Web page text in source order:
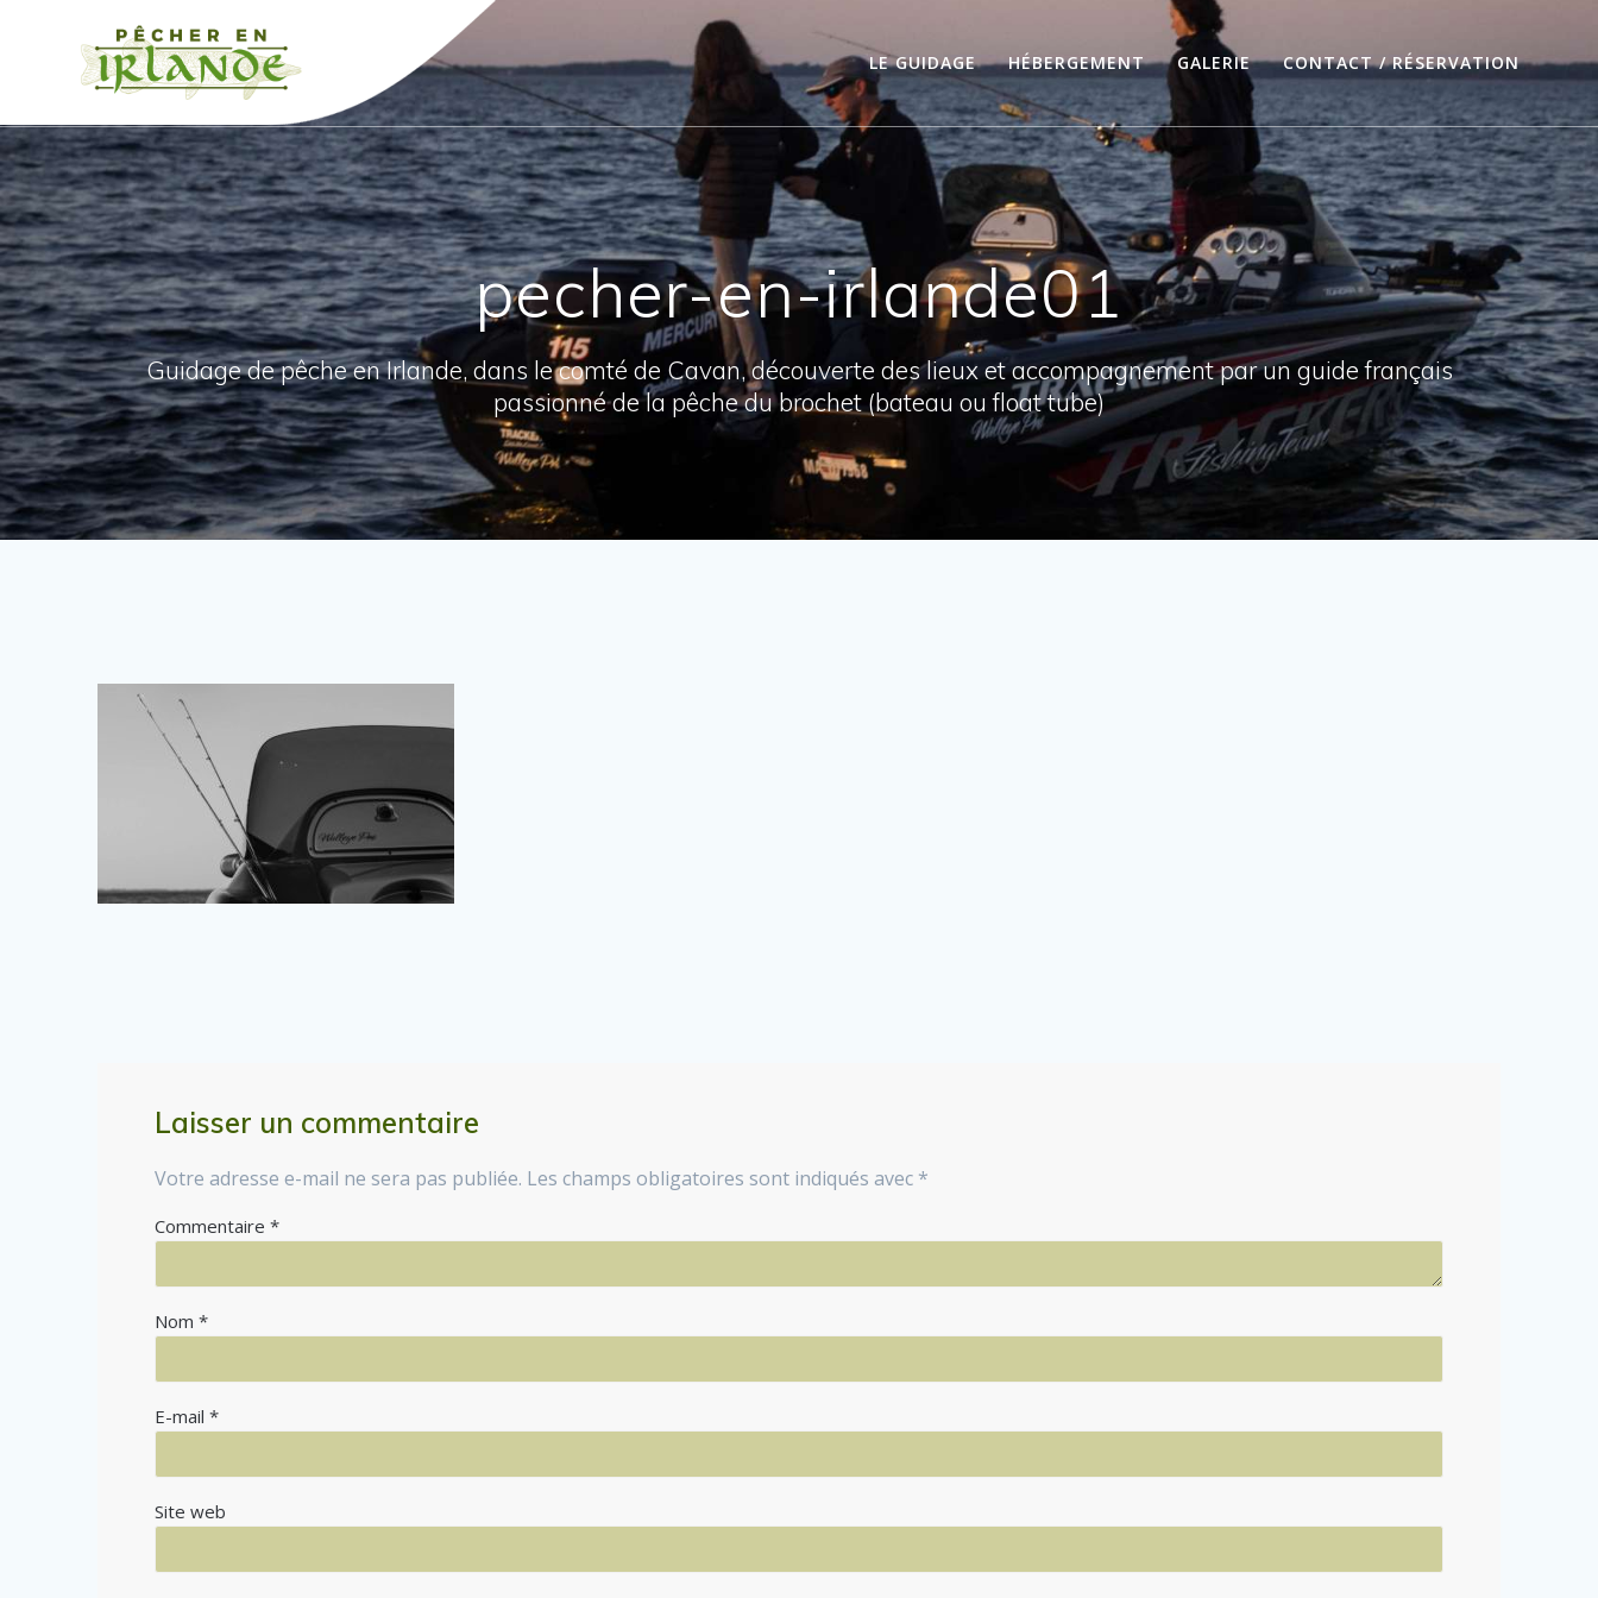
LE GUIDAGE HÉBERGEMENT GALERIE CONTACT / RÉSERVATION
pecher-en-irlande01
Guidage de pêche en Irlande, dans le comté de Cavan, découverte des lieux et accompagnement par un guide français
passionné de la pêche du brochet (bateau ou float tube)
Laisser un commentaire
Votre adresse e-mail ne sera pas publiée. Les champs obligatoires sont indiqués avec *
Commentaire*
Nom*
E-mail*
Site web